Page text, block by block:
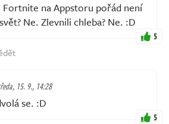
na Appstoru pořád není
Ne. Zlevnili chleba? Ne. :D
5
15. 9., 14:28
se. :D
5